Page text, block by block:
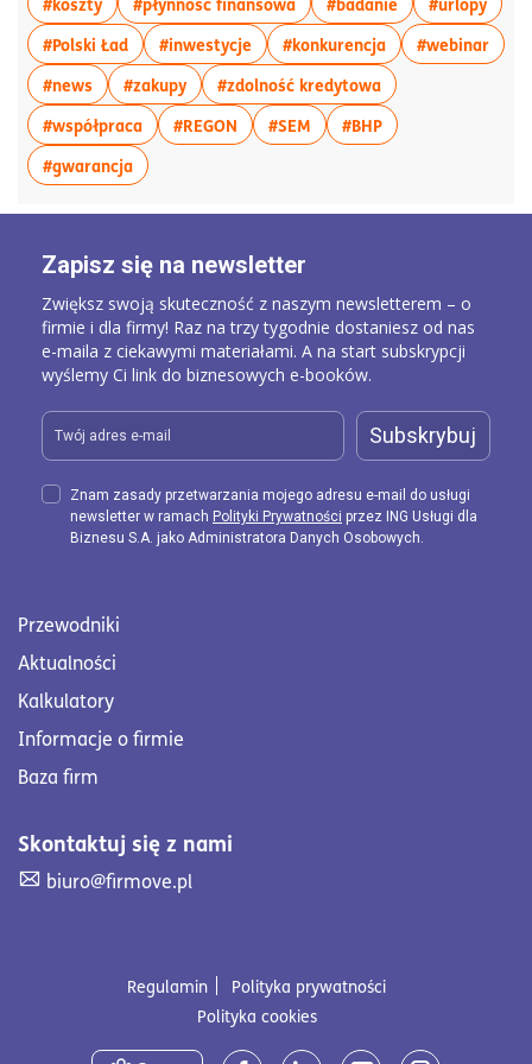
#Polski Ładwięcej artykułów z tagiem:#Polski Ład
#inwestycjewięcej artykułów z
#konkurencjawięcej artykułów
#webinar
#newswięcej artykułów z tagiem:#news
#zakupywięcej artykułów z tagiem:#zakupy
#zdolność kredytowawięcej artykułów
#współpracawięcej artykułów z tagiem:#współpraca
#REGON więcej artykułów z tagiem:#REGON
#SEM więcej artykułów z
#BHPwięcej artykułów z
#gwarancjawięcej artykułów z tagiem:#gwarancja
Przewodniki
Aktualności
Kalkulatory
Informacje o firmie
Baza firm
Skontaktuj się z nami
Skontaktuj się z nami. Wyślij mail na adres
biuro@firmove.pl
Zapisz się na newsletter
Zwiększ swoją skuteczność z naszym newsletterem – o
firmie i dla firmy! Raz na trzy tygodnie dostaniesz od nas
e-maila z ciekawymi materiałami. A na start subskrypcji
wyślemy Ci link do biznesowych e-booków.
Subskrybuj
Znam zasady przetwarzania mojego adresu e-mail do usługi
newsletter w ramach Polityki Prywatności przez ING Usługi dla
Biznesu S.A. jako Administratora Danych Osobowych.
Regulamin
Polityka prywatności
Polityka cookies